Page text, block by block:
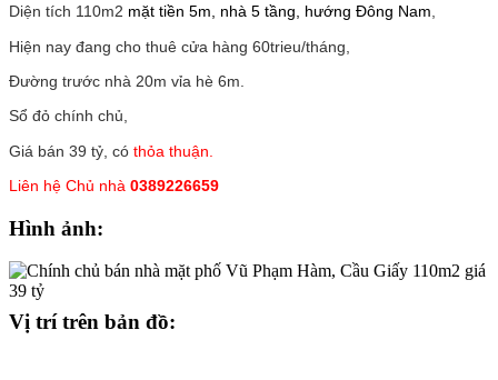
Diện tích 110m2 mặt tiền 5m, nhà 5 tầng, hướng Đông Nam,
Hiện nay đang cho thuê cửa hàng 60trieu/tháng,
Đường trước nhà 20m vỉa hè 6m.
Sổ đỏ chính chủ,
Giá bán 39 tỷ, có thỏa thuận.
Liên hệ Chủ nhà 0389226659
Hình ảnh:
Vị trí trên bản đồ: